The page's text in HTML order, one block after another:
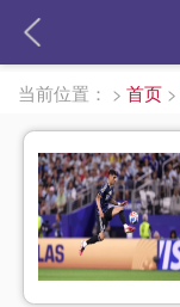
当前位置： > 首页 >